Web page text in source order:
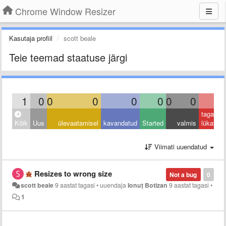
Chrome Window Resizer
Kasutaja profiil scott beale
Teie teemad staatuse järgi
1 0 0 0 0 0 0 0
Kõik Uus ülevaatamisel kavandatud Started valmis
tagasi
lükatud
Viimati uuendatud
0
Not a bug
Resizes to wrong size
scott beale9 aastat tagasi •uuendajaIonuț Botizan 9 aastat tagasi •
1